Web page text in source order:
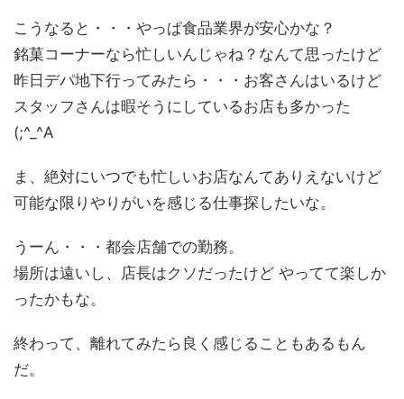
こうなると・・・やっぱ食品業界が安心かな？
銘菓コーナーなら忙しいんじゃね？なんて思ったけど
昨日デパ地下行ってみたら・・・お客さんはいるけど
スタッフさんは暇そうにしているお店も多かった
(;^_^A
ま、絶対にいつでも忙しいお店なんてありえないけど
可能な限りやりがいを感じる仕事探したいな。
うーん・・・都会店舗での勤務。
場所は遠いし、店長はクソだったけど やってて楽しか
ったかもな。
終わって、離れてみたら良く感じることもあるもん
だ。